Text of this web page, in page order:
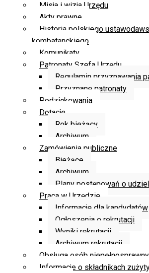
Misja i wizja Urzędu
Akty prawne
Historia polskiego
kombatanckiego
Komunikaty
Patronaty Szefa Urzędu
Regulamin przyznawania
Przyznane patronaty
Podziękowania
Dotacje
Rok bieżący
Archiwum
Zamówienia publiczne
Bieżące
Archiwum
Plany postępowań o
Praca w Urzędzie
Informacje dla kandydatów
Ogłoszenia o rekrutacji
Wyniki rekrutacji
Archiwum rekrutacji
Obsługa osób
Informacje o składnikach